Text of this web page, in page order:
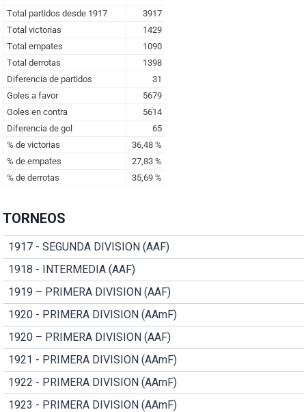
TORNEOS
1917 - SEGUNDA DIVISION (AAF)
1918 - INTERMEDIA (AAF)
1919 – PRIMERA DIVISION (AAF)
1920 - PRIMERA DIVISION (AAmF)
1920 – PRIMERA DIVISION (AAF)
1921 - PRIMERA DIVISION (AAmF)
1922 - PRIMERA DIVISION (AAmF)
1923 - PRIMERA DIVISION (AAmF)